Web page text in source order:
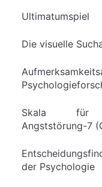
Ultimatumspiel
Die visuelle
Skala für
Angststörung-7
der Psychologie